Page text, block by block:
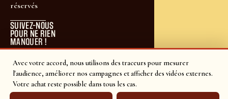
Avec votre accord, nous utilisons des traceurs pour mesurer
l'audience, améliorer nos campagnes et afficher des vidéos externes.
Votre achat reste possible dans tous les cas.
réservés
SUIVEZ-NOUS
POUR NE RIEN
MANQUER !